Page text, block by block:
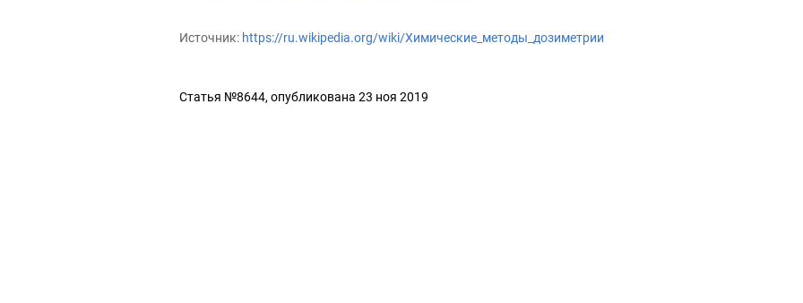
Источник: https://ru.wikipedia.org/wiki/Химические_методы_дозиметрии
Статья №8644, опубликована 23 ноя 2019